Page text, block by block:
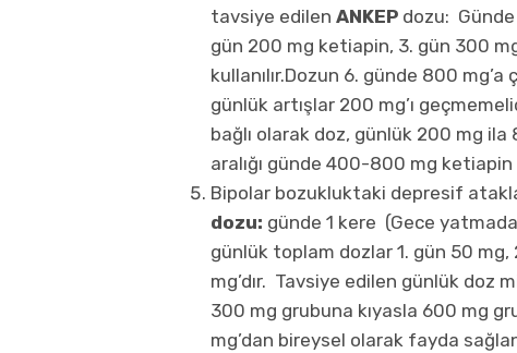
tavsiye edilen ANKEP dozu:
gün 200 mg ketiapin, 3. gün 300
kullanılır.Dozun 6. günde 800 mg’a
günlük artışlar 200 mg’ı
bağlı olarak doz, günlük 200 mg
aralığı günde 400-800 mg ketiapin
Bipolar bozukluktaki depresif
dozu: günde 1 kere (Gece
günlük toplam dozlar 1. gün 50
mg’dır. Tavsiye edilen günlük doz
300 mg grubuna kıyasla 600 mg
mg’dan bireysel olarak fayda